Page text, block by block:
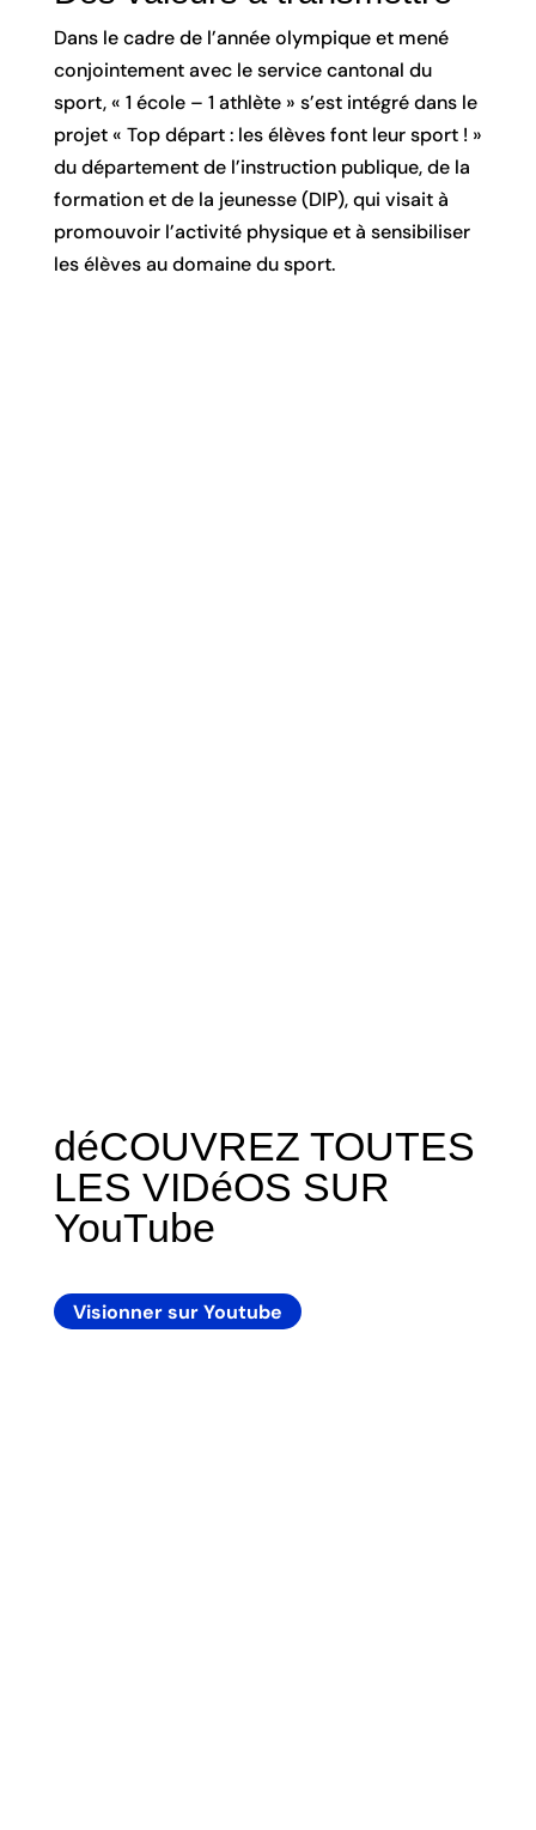
Dans le cadre de l’année olympique et mené
conjointement avec le service cantonal du
sport, « 1 école – 1 athlète » s’est intégré dans le
projet « Top départ : les élèves font leur sport ! »
du département de l’instruction publique, de la
formation et de la jeunesse (DIP), qui visait à
promouvoir l’activité physique et à sensibiliser
les élèves au domaine du sport.
déCOUVREZ TOUTES
LES VIDéOS SUR
YouTube
Visionner sur Youtube